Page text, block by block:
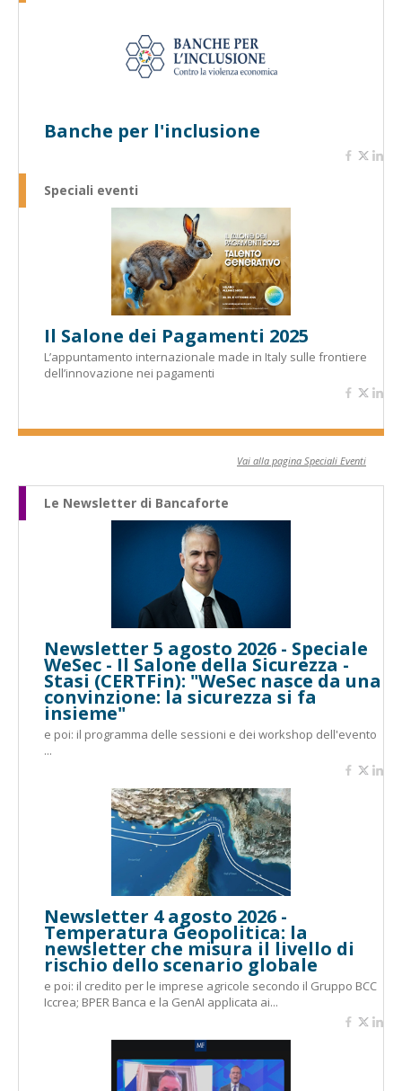
Banche per l'inclusione
Speciali eventi
Il Salone dei Pagamenti 2025
L’appuntamento internazionale made in Italy sulle frontiere
dell’innovazione nei pagamenti
Vai alla pagina Speciali Eventi
Le Newsletter di Bancaforte
Newsletter 5 agosto 2026 - Speciale
WeSec - Il Salone della Sicurezza -
Stasi (CERTFin): "WeSec nasce da una
convinzione: la sicurezza si fa
insieme"
e poi: il programma delle sessioni e dei workshop dell'evento
...
Newsletter 4 agosto 2026 -
Temperatura Geopolitica: la
newsletter che misura il livello di
rischio dello scenario globale
e poi: il credito per le imprese agricole secondo il Gruppo BCC
Iccrea; BPER Banca e la GenAI applicata ai...